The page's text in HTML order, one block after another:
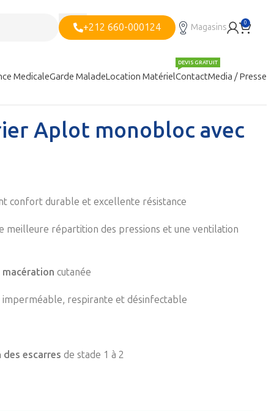
+212 660-000124 Magasins 0
MedicaleGarde MaladeLocation MatérielContact
DEVIS GRATUIT
Media / Presse
Aplot monobloc avec
confort durable et excellente résistance
meilleure répartition des pressions et une ventilation
cutanée
imperméable, respirante et désinfectable
escarres de stade 1 à 2